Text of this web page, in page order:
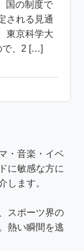
国の制度で
される見通
東京科学大
で、2 […]
・音楽・イベ
に敏感な方に
します。
スポーツ界の
熱い瞬間を逃